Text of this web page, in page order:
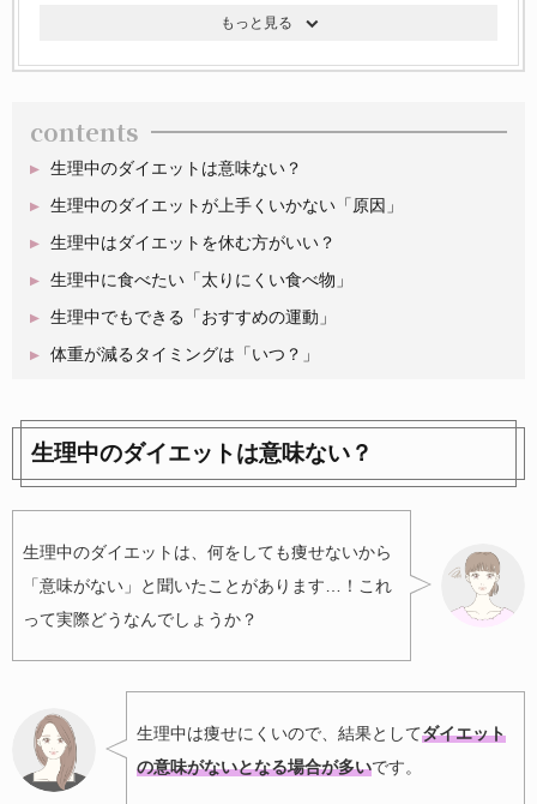
contents
生理中のダイエットは意味ない？
生理中のダイエットが上手くいかない「原因」
生理中はダイエットを休む方がいい？
生理中に食べたい「太りにくい食べ物」
生理中でもできる「おすすめの運動」
体重が減るタイミングは「いつ？」
生理中のダイエットは意味ない？
生理中のダイエットは、何をしても痩せないから
「意味がない」と聞いたことがあります…！これ
って実際どうなんでしょうか？
生理中は痩せにくいので、結果としてダイエット
の意味がないとなる場合が多いです。